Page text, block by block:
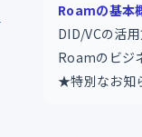
Roamの基本
DID/VCの活
Roamのビジ
★特別なお知